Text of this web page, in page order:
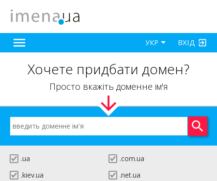
ВХІД
УКР
Хочете придбати домен?
Просто вкажіть доменне ім'я
.ua
.com.ua
.kiev.ua
.net.ua